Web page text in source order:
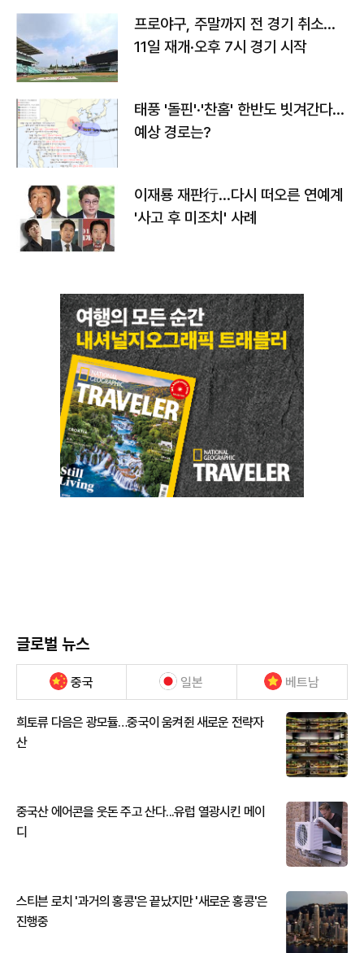
프로야구, 주말까지 전 경기 취소…
11일 재개·오후 7시 경기 시작
태풍 '돌핀'·'찬홈' 한반도 빗겨간다…
예상 경로는?
이재룡 재판行…다시 떠오른 연예계
'사고 후 미조치' 사례
글로벌 뉴스
중국 일본 베트남
희토류 다음은 광모듈…중국이 움켜쥔 새로운 전략자
산
중국산 에어콘을 웃돈 주고 산다...유럽 열광시킨 메이
디
스티븐 로치 '과거의 홍콩'은 끝났지만 '새로운 홍콩'은
진행중